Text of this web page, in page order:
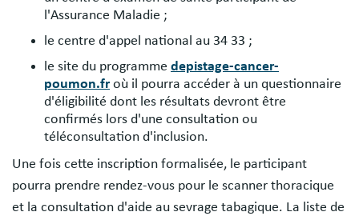
l'Assurance Maladie ;
le centre d'appel national au 34 33 ;
le site du programme depistage-cancer-
poumon.froù il pourra accéder à un questionnaire
d'éligibilité dont les résultats devront être
confirmés lors d'une consultation ou
téléconsultation d'inclusion.
Une fois cette inscription formalisée, le participant
pourra prendre rendez-vous pour le scanner thoracique
et la consultation d'aide au sevrage tabagique. La liste de